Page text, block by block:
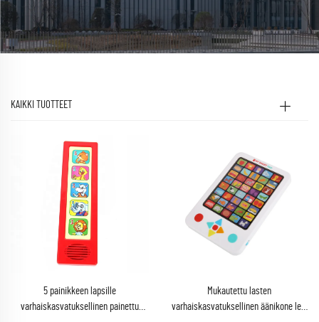
KAIKKI TUOTTEET
5 painikkeen lapsille
varhaiskasvatuksellinen painettu
Mukautettu lasten
varhaiskasvatuksellinen äänikone lelu